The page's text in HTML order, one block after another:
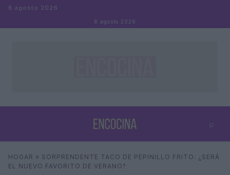
Saltar al contenido
8 agosto 2026
8 agosto 2026
⌕
Buscar ⌕ ×
HOGAR » SORPRENDENTE TACO DE PEPINILLO FRITO: ¿SERÁ
EL NUEVO FAVORITO DE VERANO?